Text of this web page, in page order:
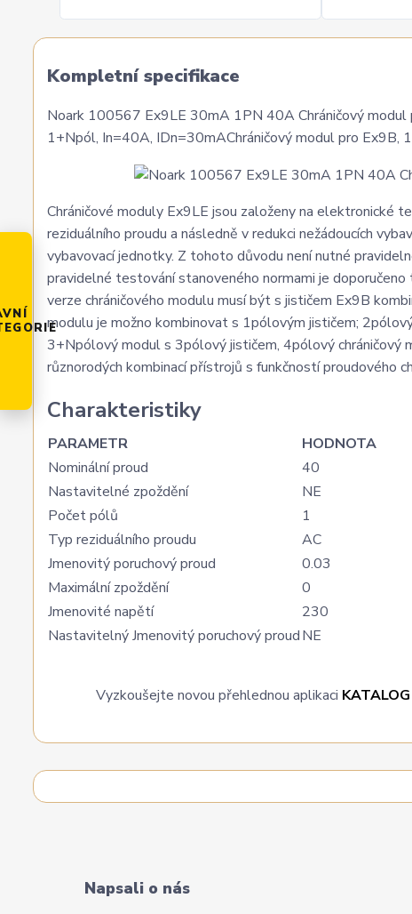
Kompletní specifikace
Noark 100567 Ex9LE 30mA 1PN 40A Chráničový
1+Npól, In=40A, IDn=30mAChráničový modul pro Ex9B,
Chráničové moduly Ex9LE jsou založeny na elektronické
reziduálního proudu a následně v redukci nežádoucích
vybavovací jednotky. Z tohoto důvodu není nutné
pravidelné testování stanoveného normami je
verze chráničového modulu musí být s jističem Ex9B
modulu je možno kombinovat s 1pólovým jističem;
3+Npólový modul s 3pólový jističem, 4pólový chráničový
různorodých kombinací přístrojů s funkčností proudového
Charakteristiky
PARAMETR
HODNOTA
Nominální proud
40
Nastavitelné zpoždění
NE
Počet pólů
1
Typ reziduálního proudu
AC
Jmenovitý poruchový proud
0.03
Maximální zpoždění
0
Jmenovité napětí
230
Nastavitelný Jmenovitý poruchový proudNE
Vyzkoušejte novou přehlednou aplikaci
Napsali o nás